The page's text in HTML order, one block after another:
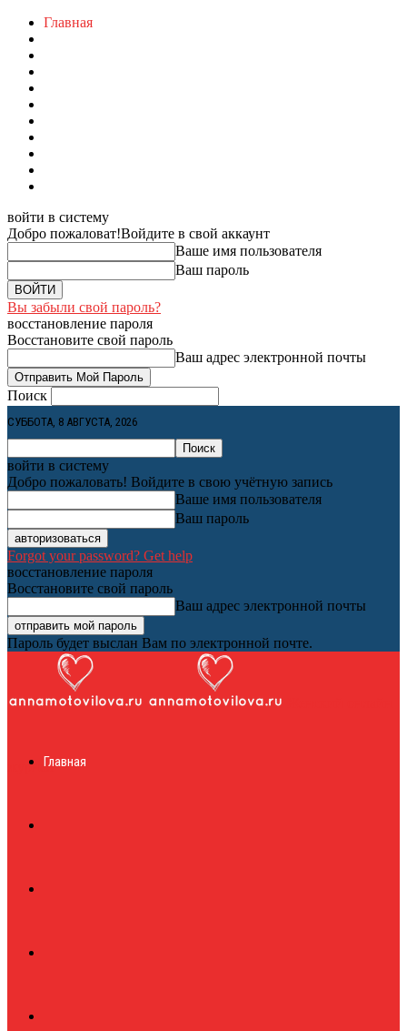
Главная
войти в систему
Добро пожаловат!Войдите в свой аккаунт
Ваше имя пользователя
Ваш пароль
Вы забыли свой пароль?
восстановление пароля
Восстановите свой пароль
Ваш адрес электронной почты
Поиск
СУББОТА, 8 АВГУСТА, 2026
войти в систему
Добро пожаловать! Войдите в свою учётную запись
Ваше имя пользователя
Ваш пароль
Forgot your password? Get help
восстановление пароля
Восстановите свой пароль
Ваш адрес электронной почты
Пароль будет выслан Вам по электронной почте.
журналГлавная